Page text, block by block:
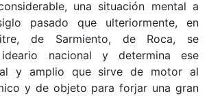
una situación mental a
pasado que ulteriormente, en
de Sarmiento, de Roca, se
nacional y determina ese
y amplio que sirve de motor al
y de objeto para forjar una gran